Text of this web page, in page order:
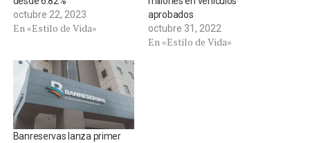
octubre 22, 2023
En «Estilo de Vida»
aprobados
octubre 31, 2022
En «Estilo de Vida»
Banreservas lanza primer